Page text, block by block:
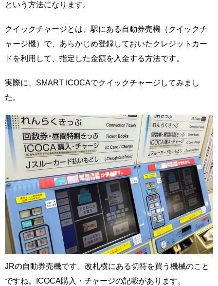
という方法になります。
クイックチャージとは、駅にある自動券売機（クイックチ
ャージ機）で、あらかじめ登録しておいたクレジットカー
ドを利用して、指定した金額を入金する方法です。
実際に、SMART ICOCAでクイックチャージしてみまし
た。
JRの自動券売機です。改札横にある切符を買う機械のこと
ですね。ICOCA購入・チャージの記載があります。